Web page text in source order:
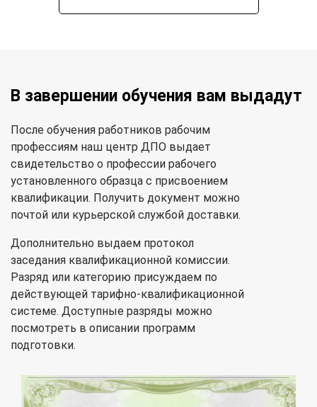
В завершении обучения вам выдадут
После обучения работников рабочим
профессиям наш центр ДПО выдает
свидетельство о профессии рабочего
установленного образца с присвоением
квалификации. Получить документ можно
почтой или курьерской службой доставки.
Дополнительно выдаем протокол
заседания квалификационной комиссии.
Разряд или категорию присуждаем по
действующей тарифно-квалификационной
системе. Доступные разряды можно
посмотреть в описании программ
подготовки.